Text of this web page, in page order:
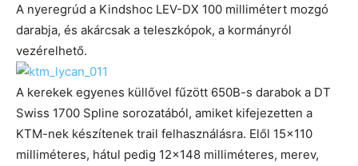
A nyeregrúd a Kindshoc LEV-DX 100 millimétert mozgó
darabja, és akárcsak a teleszkópok, a kormányról
vezérelhető.
A kerekek egyenes küllővel fűzött 650B-s darabok a DT
Swiss 1700 Spline sorozatából, amiket kifejezetten a
KTM-nek készítenek trail felhasználásra. Elől 15×110
milliméteres, hátul pedig 12×148 milliméteres, merev,